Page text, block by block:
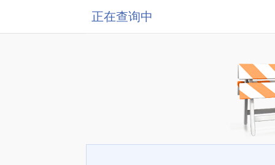
正在查询中